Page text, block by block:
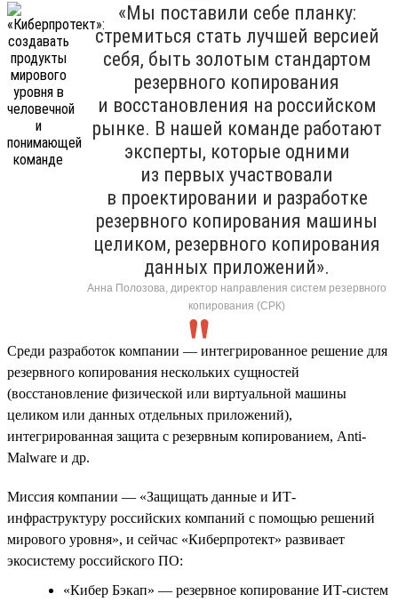
«Мы поставили себе планку:
стремиться стать лучшей версией
себя, быть золотым стандартом
резервного копирования
и восстановления на российском
рынке. В нашей команде работают
эксперты, которые одними
из первых участвовали
в проектировании и разработке
резервного копирования машины
целиком, резервного копирования
данных приложений».
Анна Полозова, директор направления систем резервного
копирования (СРК)
Среди разработок компании — интегрированное решение для
резервного копирования нескольких сущностей
(восстановление физической или виртуальной машины
целиком или данных отдельных приложений),
интегрированная защита с резервным копированием, Anti-
Malware и др.
Миссия компании — «Защищать данные и ИТ-
инфраструктуру российских компаний с помощью решений
мирового уровня», и сейчас «Киберпротект» развивает
экосистему российского ПО:
«Кибер Бэкап» — резервное копирование ИТ-систем